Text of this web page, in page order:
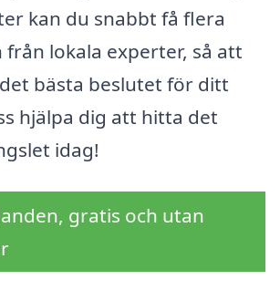
kan du snabbt få flera
lokala experter, så att
bästa beslutet för ditt
hjälpa dig att hitta det
idag!
gratis och utan